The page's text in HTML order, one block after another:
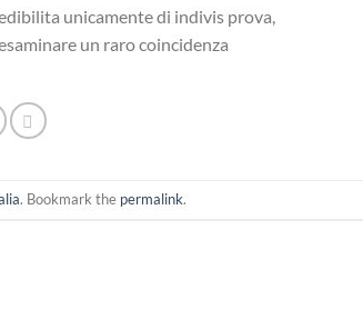
unicamente di indivis prova,
un raro coincidenza
. Bookmark the permalink.